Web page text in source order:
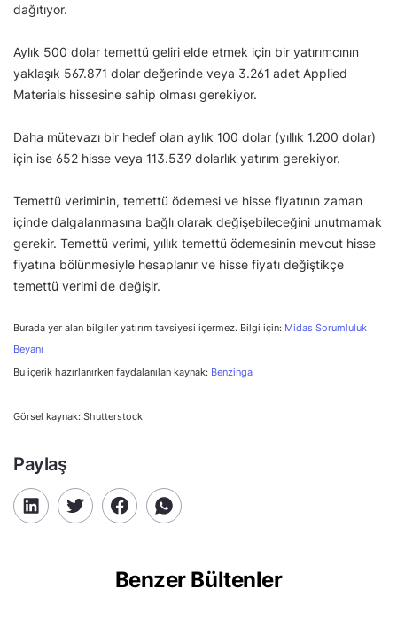
dağıtıyor.
Aylık 500 dolar temettü geliri elde etmek için bir yatırımcının
yaklaşık 567.871 dolar değerinde veya 3.261 adet Applied
Materials hissesine sahip olması gerekiyor.
Daha mütevazı bir hedef olan aylık 100 dolar (yıllık 1.200 dolar)
için ise 652 hisse veya 113.539 dolarlık yatırım gerekiyor.
Temettü veriminin, temettü ödemesi ve hisse fiyatının zaman
içinde dalgalanmasına bağlı olarak değişebileceğini unutmamak
gerekir. Temettü verimi, yıllık temettü ödemesinin mevcut hisse
fiyatına bölünmesiyle hesaplanır ve hisse fiyatı değiştikçe
temettü verimi de değişir.
Burada yer alan bilgiler yatırım tavsiyesi içermez. Bilgi için: Midas Sorumluluk
Beyanı
Bu içerik hazırlanırken faydalanılan kaynak: Benzinga
Görsel kaynak: Shutterstock
Paylaş
Benzer Bültenler